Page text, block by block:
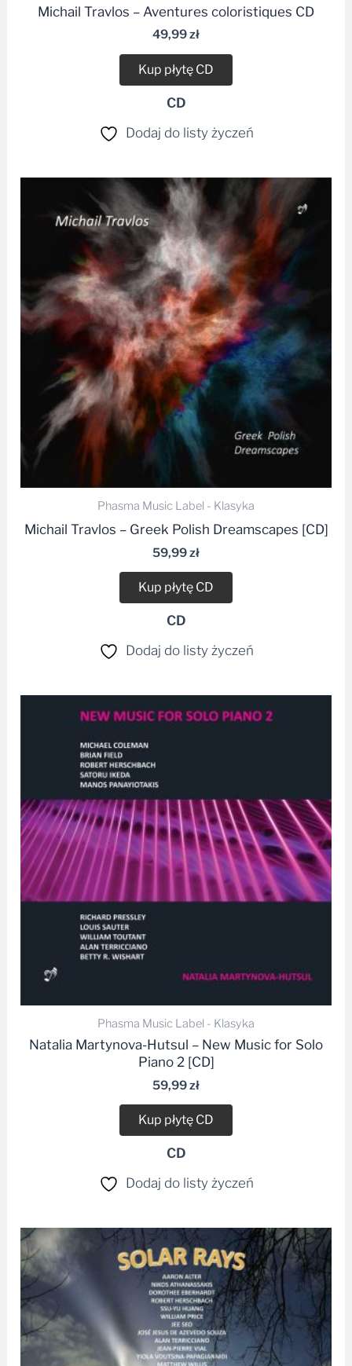
Michail Travlos – Aventures coloristiques CD
49,99zł
Kup płytę CD
CD
Dodaj do listy życzeń
Phasma Music Label - Klasyka
Michail Travlos – Greek Polish Dreamscapes [CD]
59,99zł
Kup płytę CD
CD
Dodaj do listy życzeń
Phasma Music Label - Klasyka
Natalia Martynova-Hutsul – New Music for Solo
Piano 2 [CD]
59,99zł
Kup płytę CD
CD
Dodaj do listy życzeń